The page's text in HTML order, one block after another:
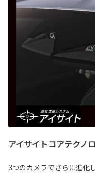
アイサイトコアテクノ
3つのカメラでさらに進化